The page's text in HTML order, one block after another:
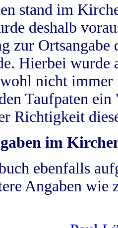
stand im
deshalb
zur
Hierbei wurde
nicht
Taufpaten
Richtigkeit
im
ebenfalls
Angaben wie